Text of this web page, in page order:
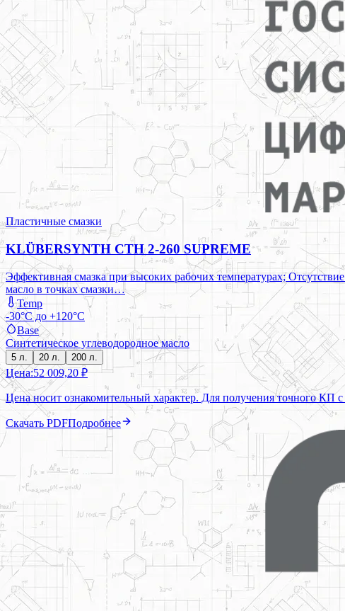
Пластичные смазки
KLÜBERSYNTH CTH 2-260 SUPREME
Эффективная смазка при высоких рабочих температурах;
масло в точках смазки…
Temp
-30°C до +120°C
Base
Синтетическое углеводородное масло
5 л. 20 л. 200 л.
Цена:52 009,20 ₽
Цена носит ознакомительный характер. Для получения точного КП
Скачать PDFПодробнее